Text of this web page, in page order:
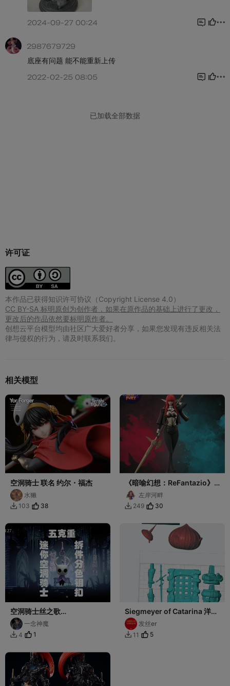
许可证
本作品已获得知识许可协议（Copyright License 4.0）
CC BY-SA 标明原创为创作者，如果在原作品的基础上进行了更改，
更改后的作品依然要标明原作者。
创想云平台模型均由社区广大爱好者分享，如果您发现有违反相关法
律与侵权的行为，请及时联系我们。
相关模型
空洞骑士 联名 约尔・福杰
水獭
 103 38
《暗喻幻想：ReFantazio》
精灵骑士-霍肯伯格
左岸河畔
 249 30
空洞骑士丝之歌
HollowKnight-SilkSong迷
你空洞骑士钥匙扣 分件拆件分
色
一念神魔
 4 1
Siegmeyer of Catarina 洋葱
骑士《黑魂》
发丝er
 11 5